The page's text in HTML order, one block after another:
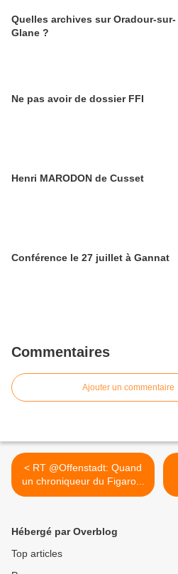
Quelles archives sur Oradour-sur-
Glane ?
Ne pas avoir de dossier FFI
Henri MARODON de Cusset
Conférence le 27 juillet à Gannat
Commentaires
Ajouter un commentaire
< RT @Offenstadt: Quand
un chroniqueur du Figaro...
Hébergé par Overblog
Top articles